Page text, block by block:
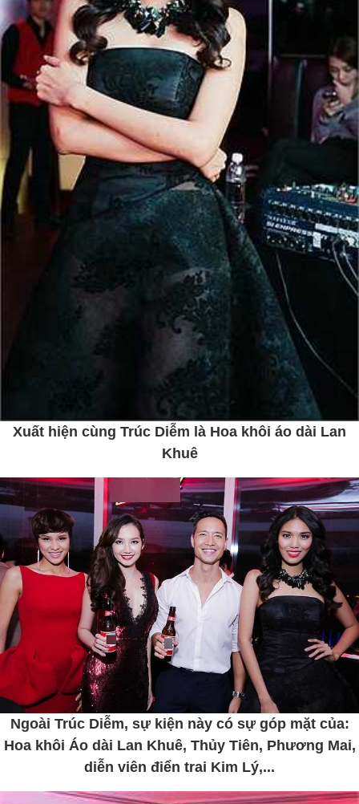
Xuất hiện cùng Trúc Diễm là Hoa khôi áo dài Lan
Khuê
Ngoài Trúc Diễm, sự kiện này có sự góp mặt của:
Hoa khôi Áo dài Lan Khuê, Thủy Tiên, Phương Mai,
diễn viên điển trai Kim Lý,...